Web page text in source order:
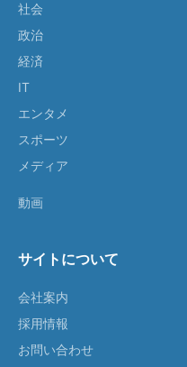
社会
政治
経済
IT
エンタメ
スポーツ
メディア
動画
サイトについて
会社案内
採用情報
お問い合わせ